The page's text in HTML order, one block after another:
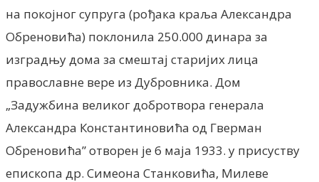
на покоjног супруга (рођака краља Александра
Обреновића) поклонила 250.000 динара за
изградњу дома за смештаj стариjих лица
православне вере из Дубровника. Дом
„Задужбина великог добротвора генерала
Александра Константиновића од Гверман
Обреновића” отворен jе 6 маjа 1933. у присуству
епископа др. Симеона Станковића, Милеве